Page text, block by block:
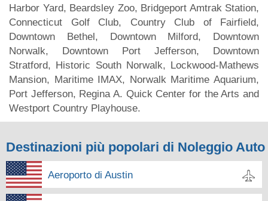
Harbor Yard, Beardsley Zoo, Bridgeport Amtrak Station,
Connecticut Golf Club, Country Club of Fairfield,
Downtown Bethel, Downtown Milford, Downtown
Norwalk, Downtown Port Jefferson, Downtown
Stratford, Historic South Norwalk, Lockwood-Mathews
Mansion, Maritime IMAX, Norwalk Maritime Aquarium,
Port Jefferson, Regina A. Quick Center for the Arts and
Westport Country Playhouse.
Destinazioni più popolari di Noleggio Auto
Aeroporto di Austin